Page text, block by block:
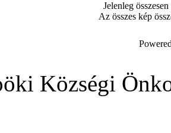
Jelenleg
Az összes kép
Községi